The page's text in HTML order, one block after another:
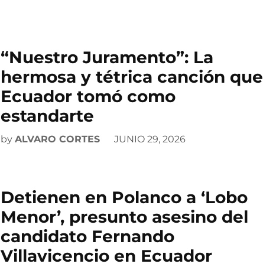
“Nuestro Juramento”: La
hermosa y tétrica canción que
Ecuador tomó como
estandarte
by ALVARO CORTES JUNIO 29, 2026
Detienen en Polanco a ‘Lobo
Menor’, presunto asesino del
candidato Fernando
Villavicencio en Ecuador